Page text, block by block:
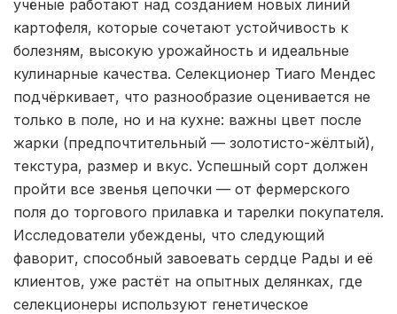
учёные работают над созданием новых линий
картофеля, которые сочетают устойчивость к
болезням, высокую урожайность и идеальные
кулинарные качества. Селекционер Тиаго Мендес
подчёркивает, что разнообразие оценивается не
только в поле, но и на кухне: важны цвет после
жарки (предпочтительный — золотисто-жёлтый),
текстура, размер и вкус. Успешный сорт должен
пройти все звенья цепочки — от фермерского
поля до торгового прилавка и тарелки покупателя.
Исследователи убеждены, что следующий
фаворит, способный завоевать сердце Рады и её
клиентов, уже растёт на опытных делянках, где
селекционеры используют генетическое